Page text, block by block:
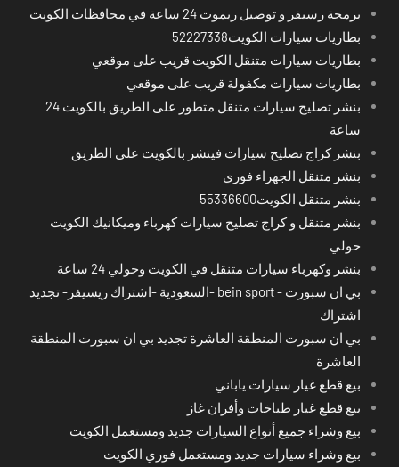
برمجة رسيفر و توصيل ريموت 24 ساعة في محافظات الكويت
بطاريات سيارات الكويت52227338
بطاريات سيارات متنقل الكويت قريب على موقعي
بطاريات سيارات مكفولة قريب على موقعي
بنشر تصليح سيارات متنقل متطور على الطريق بالكويت 24
ساعة
بنشر كراج تصليح سيارات فينشر بالكويت على الطريق
بنشر متنقل الجهراء فوري
بنشر متنقل الكويت55336600
بنشر متنقل و كراج تصليح سيارات كهرباء وميكانيك الكويت
حولي
بنشر وكهرباء سيارات متنقل في الكويت وحولي 24 ساعة
بي ان سبورت - bein sport -السعودية -اشتراك ريسيفر- تجديد
اشتراك
بي ان سبورت المنطقة العاشرة تجديد بي ان سبورت المنطقة
العاشرة
بيع قطع غيار سيارات ياباني
بيع قطع غيار طباخات وأفران غاز
بيع وشراء جميع أنواع السيارات جديد ومستعمل الكويت
بيع وشراء سيارات جديد ومستعمل فوري الكويت